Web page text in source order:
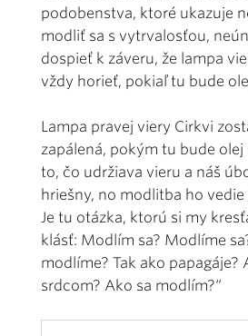
podobenstva, ktoré ukazuje
modliť sa s vytrvalosťou,
dospieť k záveru, že lampa
vždy horieť, pokiaľ tu bude
Lampa pravej viery Cirkvi
zapálená, pokým tu bude olej
to, čo udržiava vieru a náš
hriešny, no modlitba ho
Je tu otázka, ktorú si my
klásť: Modlím sa? Modlíme
modlíme? Tak ako papagáje?
srdcom? Ako sa modlím?“